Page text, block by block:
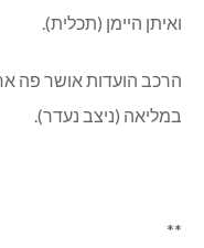
שמואלי, סגנית ומ”מ
תכלית), ניר שילה,